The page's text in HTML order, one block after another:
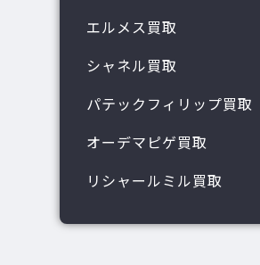
エルメス買取
シャネル買取
パテックフィリップ買取
オーデマピゲ買取
リシャールミル買取